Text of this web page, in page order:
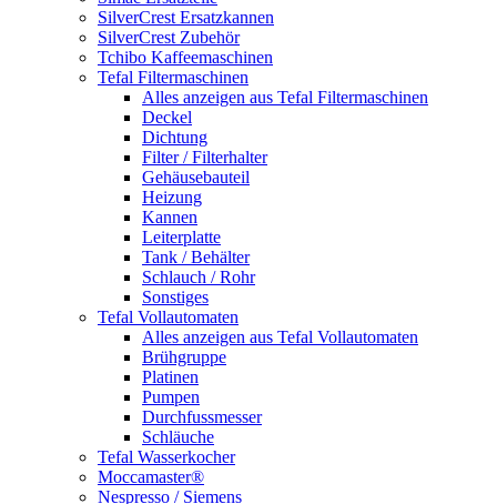
SilverCrest Ersatzkannen
SilverCrest Zubehör
Tchibo Kaffeemaschinen
Tefal Filtermaschinen
Alles anzeigen aus Tefal Filtermaschinen
Deckel
Dichtung
Filter / Filterhalter
Gehäusebauteil
Heizung
Kannen
Leiterplatte
Tank / Behälter
Schlauch / Rohr
Sonstiges
Tefal Vollautomaten
Alles anzeigen aus Tefal Vollautomaten
Brühgruppe
Platinen
Pumpen
Durchfussmesser
Schläuche
Tefal Wasserkocher
Moccamaster®
Nespresso / Siemens